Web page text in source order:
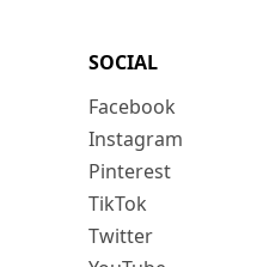
SOCIAL
Facebook
Instagram
Pinterest
TikTok
Twitter